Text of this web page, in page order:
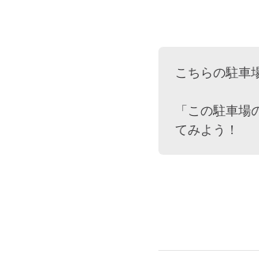
こちらの駐車
「この駐車
てみよう！